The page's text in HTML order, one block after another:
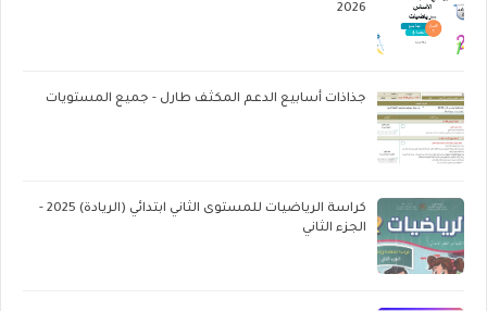
2026
جذاذات أسابيع الدعم المكثف طارل - جميع المستويات
كراسة الرياضيات للمستوى الثاني ابتدائي (الريادة) 2025 -
الجزء الثاني